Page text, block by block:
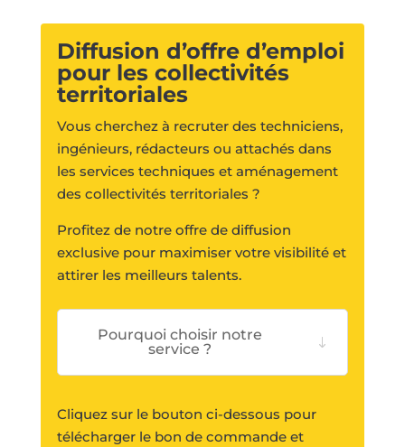
Diffusion d’offre d’emploi
pour les collectivités
territoriales
Vous cherchez à recruter des techniciens,
ingénieurs, rédacteurs ou attachés dans
les services techniques et aménagement
des collectivités territoriales ?
Profitez de notre offre de diffusion
exclusive pour maximiser votre visibilité et
attirer les meilleurs talents.
Pourquoi choisir notre
service ?
Cliquez sur le bouton ci-dessous pour
télécharger le bon de commande et